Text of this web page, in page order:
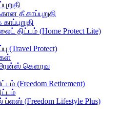
தீ காப்புறுதி
லைட் திட்டம் (Home Protect Lite)
(Travel Protect)
கௌரவ
(Freedom Retirement)
(Freedom Lifestyle Plus)